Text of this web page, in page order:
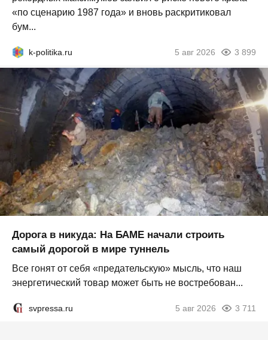
«по сценарию 1987 года» и вновь раскритиковал
бум...
k-politika.ru 5 авг 2026 3 899
Дорога в никуда: На БАМЕ начали строить
самый дорогой в мире туннель
Все гонят от себя «предательскую» мысль, что наш
энергетический товар может быть не востребован...
svpressa.ru 5 авг 2026 3 711